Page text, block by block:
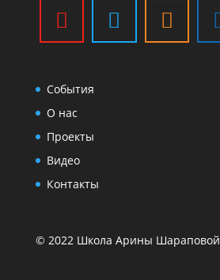
События
О нас
Проекты
Видео
Контакты
© 2022 Школа Арины Шараповой